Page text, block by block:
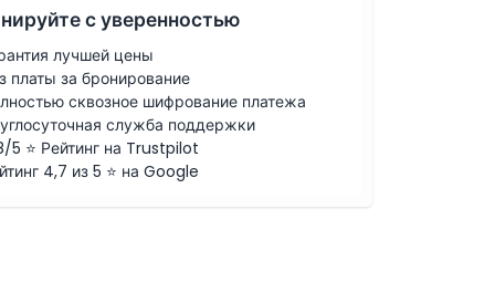
с уверенностью
лучшей цены
платы за бронирование
сквозное шифрование платежа
служба поддержки
5 ⭐ Рейтинг на Trustpilot
4,7 из 5 ⭐ на Google